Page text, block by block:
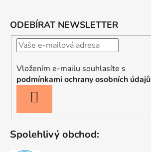
ODEBÍRAT NEWSLETTER
Vložením e-mailu souhlasíte s
podmínkami ochrany osobních údajů
SE
Spolehlivý obchod: